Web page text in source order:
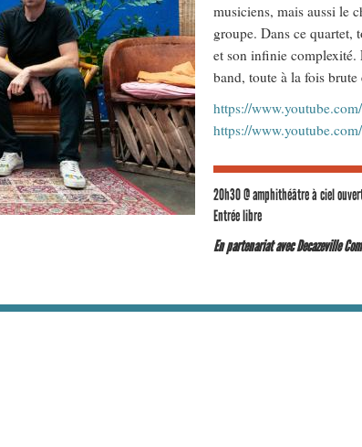
musiciens, mais aussi le
groupe. Dans ce quartet,
et son infinie complexité.
band, toute à la fois brute
https://
https://
20h30 @ amphithéâtre à ciel
Entrée libre
En partenariat avec Decazeville